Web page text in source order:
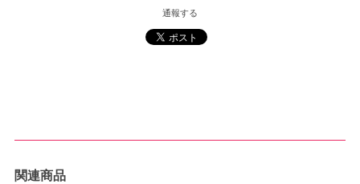
通報する
関連商品